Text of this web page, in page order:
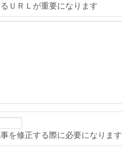
ＵＲＬが重要になります
を修正する際に必要になります